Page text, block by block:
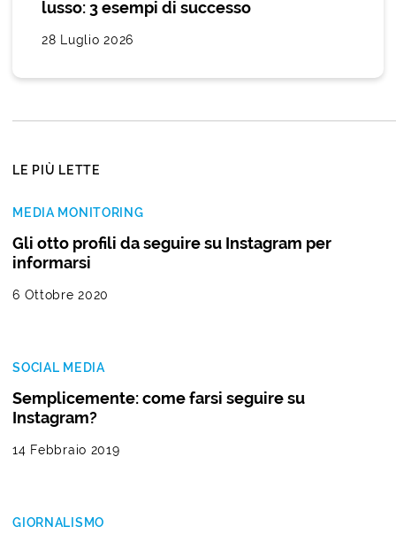
lusso: 3 esempi di successo
28 Luglio 2026
LE PIÙ LETTE
MEDIA MONITORING
Gli otto profili da seguire su Instagram per
informarsi
6 Ottobre 2020
SOCIAL MEDIA
Semplicemente: come farsi seguire su
Instagram?
14 Febbraio 2019
GIORNALISMO